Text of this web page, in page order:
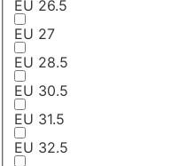
EU 26.5
EU 27
EU 28.5
EU 30.5
EU 31.5
EU 32.5